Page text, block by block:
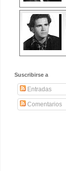
Suscribirse a
Entradas
Comentarios